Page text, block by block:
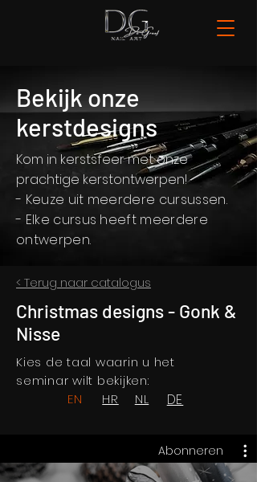
Bekijk onze
kerstdesigns
Kom in kerstsfeer met onze
prachtige kerstontwerpen!
- Keuze uit meerdere cursussen.
- Elke cursus heeft meerdere
ontwerpen.
< Terug naar catalogus
Christmas designs - Gonk &
Nisse
Kies de taal waarin u het
seminar wilt bekijken:
EN
HR NL DE
Abonneren